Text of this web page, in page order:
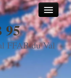
95
FFAB du Val